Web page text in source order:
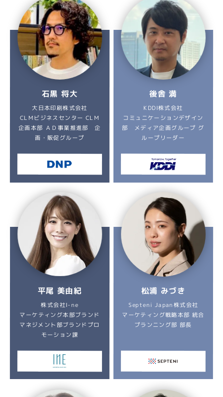
石黒 将大
大日本印刷株式会社
CLMビジネスセンター CLM
企画本部 ＡＤ事業推進部 企
画・販促グループ
後舎 満
KDDI株式会社
コミュニケーションデザイン
部 メディア企画グループ グ
ループリーダー
平尾 美由紀
株式会社I-ne
マーケティング本部ブランド
マネジメント部ブランドプロ
モーション課
松浦 みづき
Septeni Japan株式会社
マーケティング戦略本部 統合
プランニング部 部長